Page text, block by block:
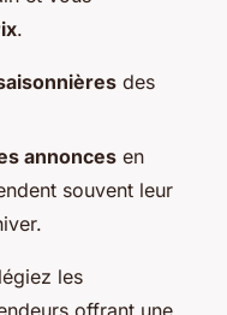
.
des
annonces en
souvent leur
les